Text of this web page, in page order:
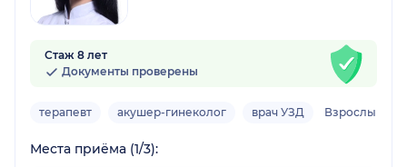
Стаж 8 лет
Документы проверены
терапевт акушер-гинеколог врач УЗД Взрослый
Места приёма (1/3):